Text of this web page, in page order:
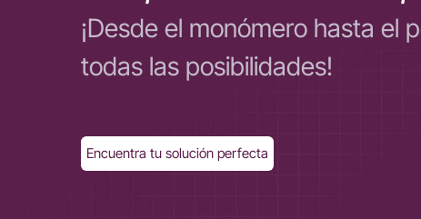
¡Desde el monómero hasta el
todas las posibilidades!
Encuentra tu solución perfecta